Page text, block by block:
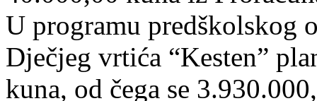
U programu predškolskog
Dječjeg vrtića “Kesten”
kuna, od čega se